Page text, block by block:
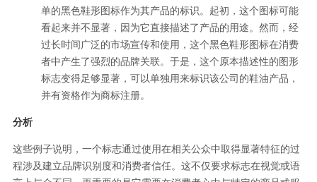
单的黑色鞋形图标作为其产品的标识。起初，这个图标可能
看起来并不显著，因为它直接描述了产品的用途。然而，经
过长时间广泛的市场宣传和使用，这个黑色鞋形图标在消费
者中产生了强烈的品牌关联。于是，这个原本描述性的图形
标志变得足够显著，可以单独用来标识该公司的鞋油产品，
并有资格作为商标注册。
分析
这些例子说明，一个标志通过使用在相关公众中取得显著特征的过
程涉及建立品牌识别度和消费者信任。这不仅要求标志在视觉或语